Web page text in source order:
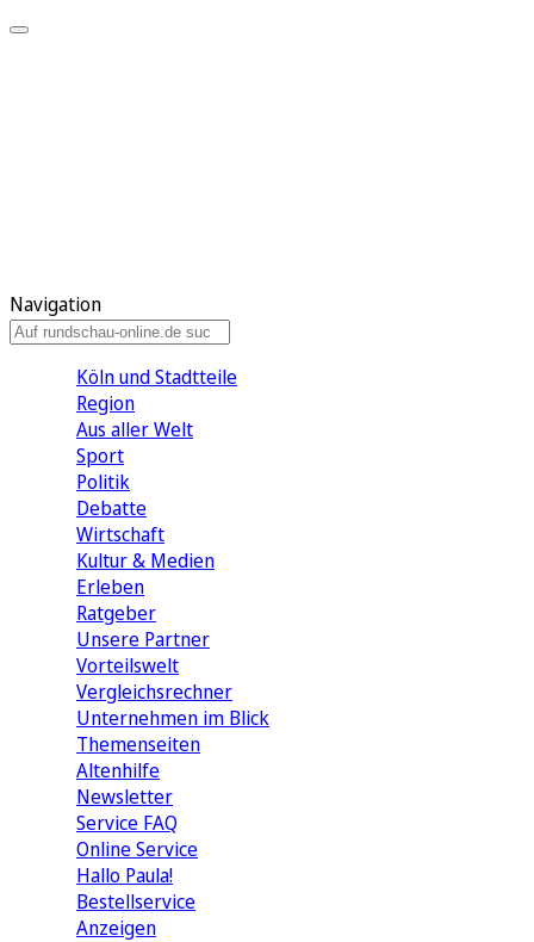
Navigation
Köln und Stadtteile
Region
Aus aller Welt
Sport
Politik
Debatte
Wirtschaft
Kultur & Medien
Erleben
Ratgeber
Unsere Partner
Vorteilswelt
Vergleichsrechner
Unternehmen im Blick
Themenseiten
Altenhilfe
Newsletter
Service FAQ
Online Service
Hallo Paula!
Bestellservice
Anzeigen